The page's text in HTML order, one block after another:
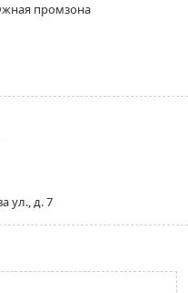
промзона
ул., д. 7